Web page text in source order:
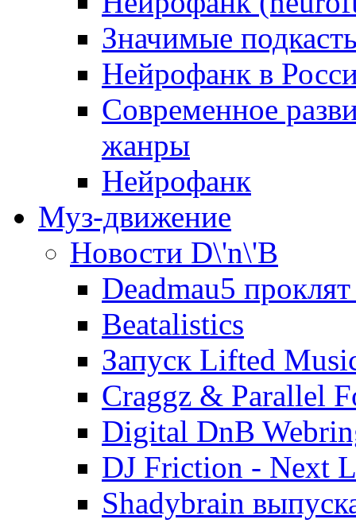
Значимые
Нейрофанк в
Современное
жанры
Нейрофанк
Муз-движение
Новости D\'n\'B
Deadmau5
Beatalistics
Запуск Lifted
Craggz & Parallel
Digital DnB
DJ Friction - Next
Shadybrain